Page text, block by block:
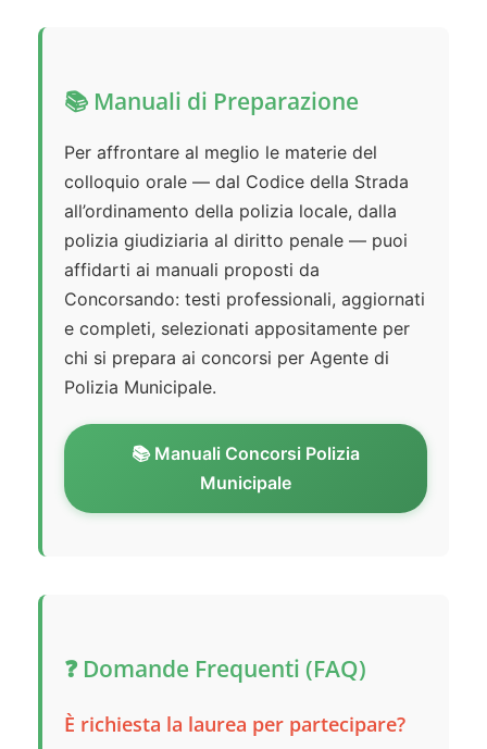
📚 Manuali di Preparazione
Per affrontare al meglio le materie del
colloquio orale — dal Codice della Strada
all’ordinamento della polizia locale, dalla
polizia giudiziaria al diritto penale — puoi
affidarti ai manuali proposti da
Concorsando: testi professionali, aggiornati
e completi, selezionati appositamente per
chi si prepara ai concorsi per Agente di
Polizia Municipale.
📚 Manuali Concorsi Polizia
Municipale
❓ Domande Frequenti (FAQ)
È richiesta la laurea per partecipare?